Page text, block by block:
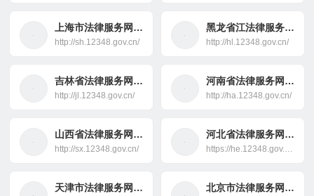
上海市法律服务网-法律援助
http://sh.12348.gov.cn/
黑龙省江法律服务网-法律援助
http://hl.12348.gov.cn/
吉林省法律服务网-法律援助
http://jl.12348.gov.cn/
河南省法律服务网-法律援助
http://ha.12348.gov.cn/
山西省法律服务网-法律援助
http://sx.12348.gov.cn/
河北省法律服务网-法律援助
https://he.12348.gov.cn/
天津市法律服务网-法律援助 北京市法律服务网-法律援助